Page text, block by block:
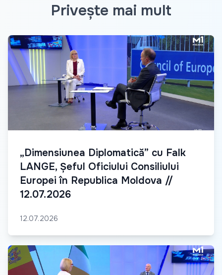
Privește mai mult
„Dimensiunea Diplomatică” cu Falk
LANGE, Șeful Oficiului Consiliului
Europei în Republica Moldova //
12.07.2026
12.07.2026